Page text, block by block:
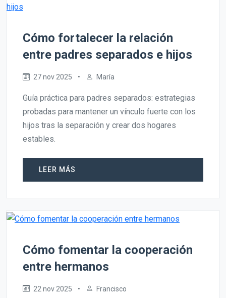
Cómo fortalecer la relación
entre padres separados e hijos
27 nov 2025 • María
Guía práctica para padres separados: estrategias
probadas para mantener un vínculo fuerte con los
hijos tras la separación y crear dos hogares
estables.
LEER MÁS
Cómo fomentar la cooperación
entre hermanos
22 nov 2025 • Francisco